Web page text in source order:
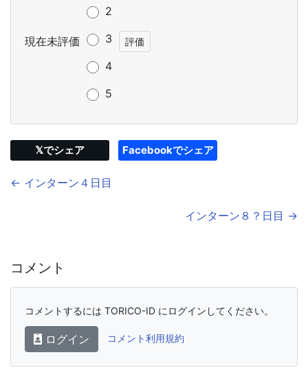
現在未評価
2
3
4
5
𝕏でシェア Facebookでシェア
← インターン４日目
インターン８？日目 →
コメント
コメントするには TORICO-ID にログインしてください。
ログイン コメント利用規約